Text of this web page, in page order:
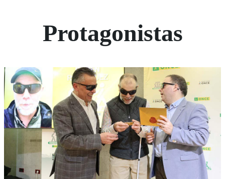
Protagonistas